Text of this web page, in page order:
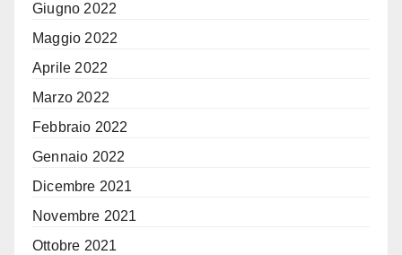
Giugno 2022
Maggio 2022
Aprile 2022
Marzo 2022
Febbraio 2022
Gennaio 2022
Dicembre 2021
Novembre 2021
Ottobre 2021